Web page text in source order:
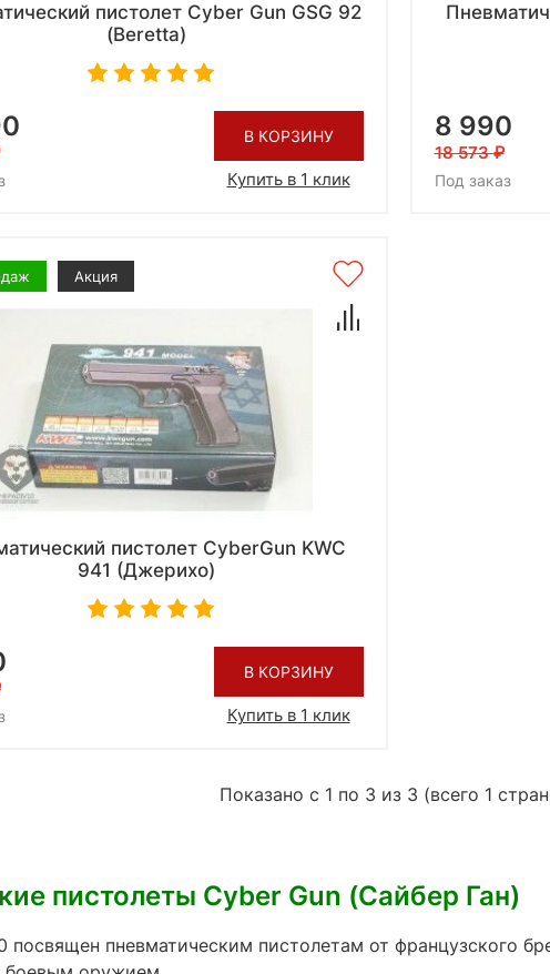
пистолет Cyber Gun GSG 92
(Beretta)
В КОРЗИНУ
Купить в 1 клик
8 990
18 573
Под заказ
Акция
пистолет CyberGun KWC
941 (Джерихо)
В КОРЗИНУ
Купить в 1 клик
Показано с 1 по 3 из 3 (всего 1
пистолеты Cyber Gun (Сайбер Ган)
пневматическим пистолетам от французского